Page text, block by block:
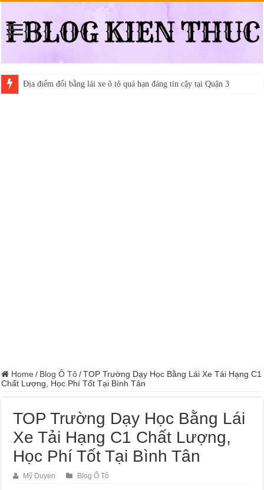
Địa điểm đổi bằng lái xe ô tô quá hạn đáng tin cậy tại Quận 3
Trung tâm nào học thi giấy phép lái xe hạng A (A2 cũ), A1 uy tín tại
Home / Blog Ô Tô / TOP Trường Dạy Học Bằng Lái Xe Tải Hạng C1
Chất Lượng, Học Phí Tốt Tại Bình Tân
TOP Trường Dạy Học Bằng Lái
Xe Tải Hạng C1 Chất Lượng,
Học Phí Tốt Tại Bình Tân
Mỹ Duyen Blog Ô Tô